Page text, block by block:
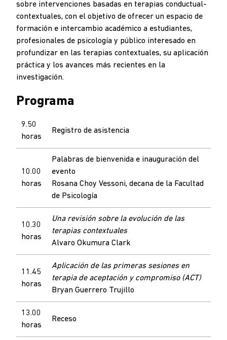
sobre intervenciones basadas en terapias conductual-
contextuales, con el objetivo de ofrecer un espacio de
formación e intercambio académico a estudiantes,
profesionales de psicología y público interesado en
profundizar en las terapias contextuales, su aplicación
práctica y los avances más recientes en la
investigación.
Programa
9.50
horas
Registro de asistencia
10.00
horas
Palabras de bienvenida e inauguración del
evento
Rosana Choy Vessoni, decana de la Facultad
de Psicología
10.30
horas
Una revisión sobre la evolución de las
terapias contextuales
Alvaro Okumura Clark
11.45
horas
Aplicación de las primeras sesiones en
terapia de aceptación y compromiso (ACT)
Bryan Guerrero Trujillo
13.00
horas
Receso